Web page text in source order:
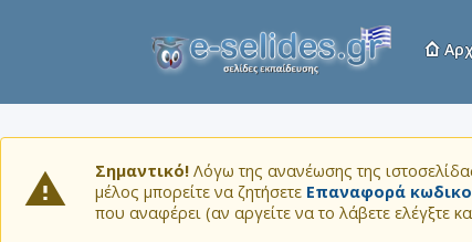
Σημαντικό! Λόγω της ανανέωσης της
μέλος μπορείτε να ζητήσετε Επαναφορά
που αναφέρει (αν αργείτε να το λάβετε ελέγξτε